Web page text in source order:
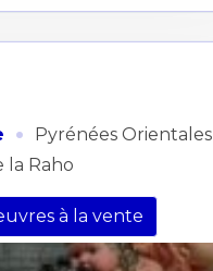
· Pyrénées Orientales
la Raho
à la vente